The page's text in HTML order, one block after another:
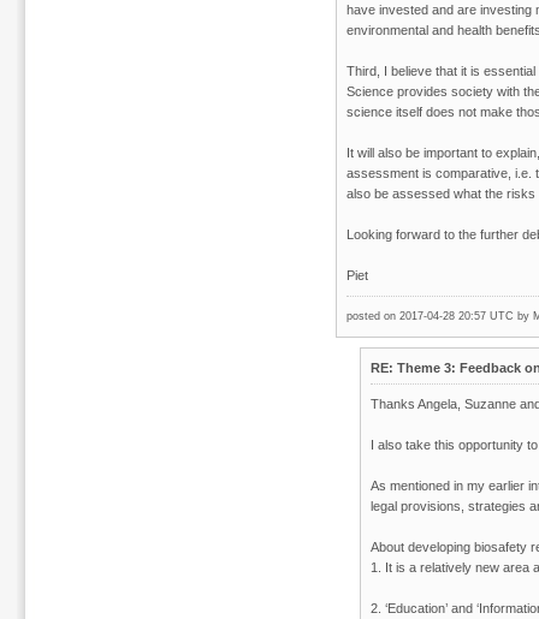
have invested and are investing
environmental and health
Third, I believe that it is
Science provides society with
science itself does not make
It will also be important to
assessment is comparative, i.e.
also be assessed what the
Looking forward to the further
Piet
posted on 2017-04-28 20:57 UTC by
RE: Theme 3: Feedback
Thanks Angela, Suzanne
I also take this opportunity
As mentioned in my earlier
legal provisions, strategies
About developing biosafety
1. It is a relatively new area
2. ‘Education’ and